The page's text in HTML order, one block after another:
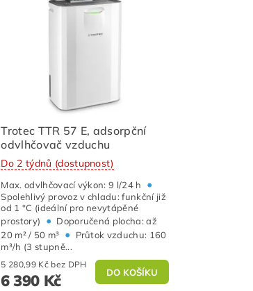
Trotec TTR 57 E, adsorpční
odvlhčovač vzduchu
Do 2 týdnů (dostupnost)
Max. odvlhčovací výkon: 9 l/24 h •
Spolehlivý provoz v chladu: funkční již
od 1 °C (ideální pro nevytápěné
prostory)
• Doporučená plocha: až
20 m² / 50 m³ •
Průtok vzduchu: 160
m³/h (3 stupně...
5 280,99 Kč bez DPH
6 390 Kč